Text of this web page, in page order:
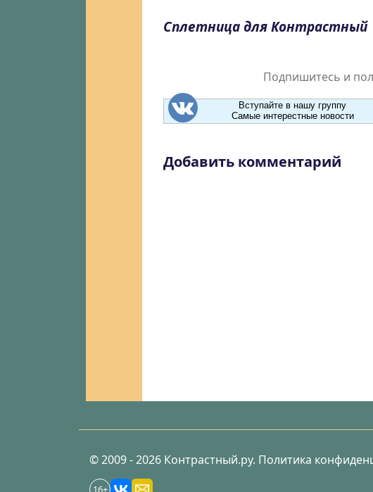
Сплетница для Контрастный
Подпишитесь и
Вступайте в нашу группу
Самые интерестные новости
Добавить комментарий
© 2009 - 2026 Контрастный.ру. Политика
16+